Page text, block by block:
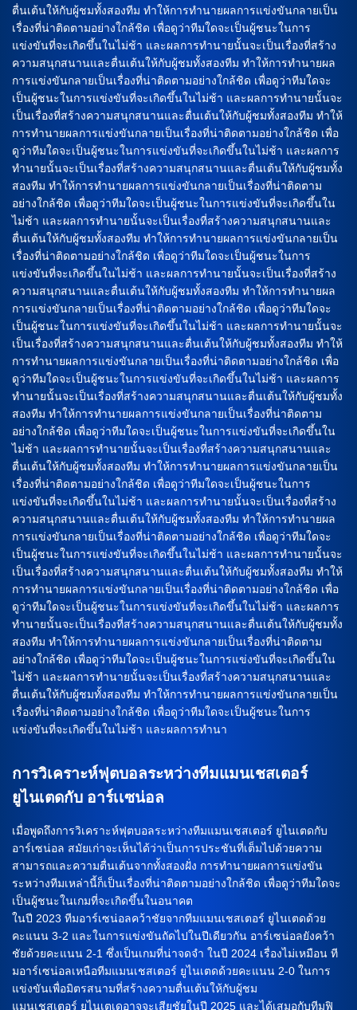
ตื่นเต้นให้กับผู้ชมทั้งสองทีม ทำให้การทำนายผลการแข่งขันกลายเป็น
เรื่องที่น่าติดตามอย่างใกล้ชิด เพื่อดูว่าทีมใดจะเป็นผู้ชนะในการ
แข่งขันที่จะเกิดขึ้นในไม่ช้า และผลการทำนายนั้นจะเป็นเรื่องที่สร้าง
ความสนุกสนานและตื่นเต้นให้กับผู้ชมทั้งสองทีม ทำให้การทำนายผล
การแข่งขันกลายเป็นเรื่องที่น่าติดตามอย่างใกล้ชิด เพื่อดูว่าทีมใดจะ
เป็นผู้ชนะในการแข่งขันที่จะเกิดขึ้นในไม่ช้า และผลการทำนายนั้นจะ
เป็นเรื่องที่สร้างความสนุกสนานและตื่นเต้นให้กับผู้ชมทั้งสองทีม ทำให้
การทำนายผลการแข่งขันกลายเป็นเรื่องที่น่าติดตามอย่างใกล้ชิด เพื่อ
ดูว่าทีมใดจะเป็นผู้ชนะในการแข่งขันที่จะเกิดขึ้นในไม่ช้า และผลการ
ทำนายนั้นจะเป็นเรื่องที่สร้างความสนุกสนานและตื่นเต้นให้กับผู้ชมทั้ง
สองทีม ทำให้การทำนายผลการแข่งขันกลายเป็นเรื่องที่น่าติดตาม
อย่างใกล้ชิด เพื่อดูว่าทีมใดจะเป็นผู้ชนะในการแข่งขันที่จะเกิดขึ้นใน
ไม่ช้า และผลการทำนายนั้นจะเป็นเรื่องที่สร้างความสนุกสนานและ
ตื่นเต้นให้กับผู้ชมทั้งสองทีม ทำให้การทำนายผลการแข่งขันกลายเป็น
เรื่องที่น่าติดตามอย่างใกล้ชิด เพื่อดูว่าทีมใดจะเป็นผู้ชนะในการ
แข่งขันที่จะเกิดขึ้นในไม่ช้า และผลการทำนายนั้นจะเป็นเรื่องที่สร้าง
ความสนุกสนานและตื่นเต้นให้กับผู้ชมทั้งสองทีม ทำให้การทำนายผล
การแข่งขันกลายเป็นเรื่องที่น่าติดตามอย่างใกล้ชิด เพื่อดูว่าทีมใดจะ
เป็นผู้ชนะในการแข่งขันที่จะเกิดขึ้นในไม่ช้า และผลการทำนายนั้นจะ
เป็นเรื่องที่สร้างความสนุกสนานและตื่นเต้นให้กับผู้ชมทั้งสองทีม ทำให้
การทำนายผลการแข่งขันกลายเป็นเรื่องที่น่าติดตามอย่างใกล้ชิด เพื่อ
ดูว่าทีมใดจะเป็นผู้ชนะในการแข่งขันที่จะเกิดขึ้นในไม่ช้า และผลการ
ทำนายนั้นจะเป็นเรื่องที่สร้างความสนุกสนานและตื่นเต้นให้กับผู้ชมทั้ง
สองทีม ทำให้การทำนายผลการแข่งขันกลายเป็นเรื่องที่น่าติดตาม
อย่างใกล้ชิด เพื่อดูว่าทีมใดจะเป็นผู้ชนะในการแข่งขันที่จะเกิดขึ้นใน
ไม่ช้า และผลการทำนายนั้นจะเป็นเรื่องที่สร้างความสนุกสนานและ
ตื่นเต้นให้กับผู้ชมทั้งสองทีม ทำให้การทำนายผลการแข่งขันกลายเป็น
เรื่องที่น่าติดตามอย่างใกล้ชิด เพื่อดูว่าทีมใดจะเป็นผู้ชนะในการ
แข่งขันที่จะเกิดขึ้นในไม่ช้า และผลการทำนายนั้นจะเป็นเรื่องที่สร้าง
ความสนุกสนานและตื่นเต้นให้กับผู้ชมทั้งสองทีม ทำให้การทำนายผล
การแข่งขันกลายเป็นเรื่องที่น่าติดตามอย่างใกล้ชิด เพื่อดูว่าทีมใดจะ
เป็นผู้ชนะในการแข่งขันที่จะเกิดขึ้นในไม่ช้า และผลการทำนายนั้นจะ
เป็นเรื่องที่สร้างความสนุกสนานและตื่นเต้นให้กับผู้ชมทั้งสองทีม ทำให้
การทำนายผลการแข่งขันกลายเป็นเรื่องที่น่าติดตามอย่างใกล้ชิด เพื่อ
ดูว่าทีมใดจะเป็นผู้ชนะในการแข่งขันที่จะเกิดขึ้นในไม่ช้า และผลการ
ทำนายนั้นจะเป็นเรื่องที่สร้างความสนุกสนานและตื่นเต้นให้กับผู้ชมทั้ง
สองทีม ทำให้การทำนายผลการแข่งขันกลายเป็นเรื่องที่น่าติดตาม
อย่างใกล้ชิด เพื่อดูว่าทีมใดจะเป็นผู้ชนะในการแข่งขันที่จะเกิดขึ้นใน
ไม่ช้า และผลการทำนายนั้นจะเป็นเรื่องที่สร้างความสนุกสนานและ
ตื่นเต้นให้กับผู้ชมทั้งสองทีม ทำให้การทำนายผลการแข่งขันกลายเป็น
เรื่องที่น่าติดตามอย่างใกล้ชิด เพื่อดูว่าทีมใดจะเป็นผู้ชนะในการ
แข่งขันที่จะเกิดขึ้นในไม่ช้า และผลการทำนา
การวิเคราะห์ฟุตบอลระหว่างทีมแมนเชสเตอร์
ยูไนเตดกับ อาร์เเซน่อล
เมื่อพูดถึงการวิเคราะห์ฟุตบอลระหว่างทีมแมนเชสเตอร์ ยูไนเตดกับ
อาร์เซน่อล สมัยเก่าจะเห็นได้ว่าเป็นการประชันที่เต็มไปด้วยความ
สามารถและความตื่นเต้นจากทั้งสองฝั่ง การทำนายผลการแข่งขัน
ระหว่างทีมเหล่านี้ก็เป็นเรื่องที่น่าติดตามอย่างใกล้ชิด เพื่อดูว่าทีมใดจะ
เป็นผู้ชนะในเกมที่จะเกิดขึ้นในอนาคต
ในปี 2023 ทีมอาร์เซน่อลคว้าชัยจากทีมแมนเชสเตอร์ ยูไนเตดด้วย
คะแนน 3-2 และในการแข่งขันถัดไปในปีเดียวกัน อาร์เซน่อลยังคว้า
ชัยด้วยคะแนน 2-1 ซึ่งเป็นเกมที่น่าจดจำ ในปี 2024 เรื่องไม่เหมือน ที
มอาร์เซน่อลเหนือทีมแมนเชสเตอร์ ยูไนเตดด้วยคะแนน 2-0 ในการ
แข่งขันเพื่อมิตรสนามที่สร้างความตื่นเต้นให้กับผู้ชม
แมนเชสเตอร์ ยูไนเตเดอาจจะเสียชัยในปี 2025 และได้เสมอกับทีมฟิ